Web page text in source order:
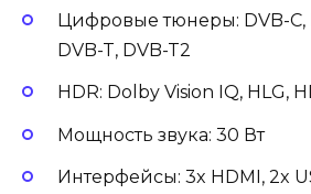
Цифровые тюнеры: DVB-C,
DVB-T, DVB-T2
HDR: Dolby Vision IQ, HLG,
Мощность звука: 30 Вт
Интерфейсы: 3x HDMI, 2x